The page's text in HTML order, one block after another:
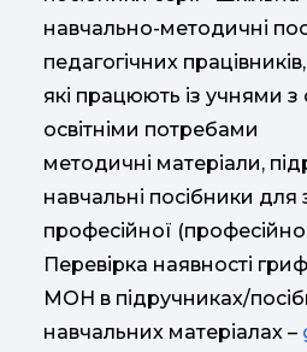
навчально-методичні
педагогічних
які працюють із учнями
освітніми потребами
методичні матеріали,
навчальні посібники для
професійної
Перевірка наявності
МОН в підручниках/
навчальних матеріалах –